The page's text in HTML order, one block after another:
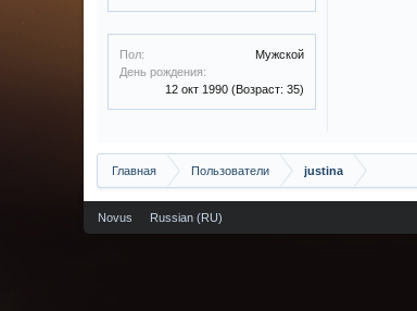
Пол:
Мужской
День рождения:
12 окт 1990 (Возраст: 35)
Главная Пользователи justina
Novus Russian (RU)